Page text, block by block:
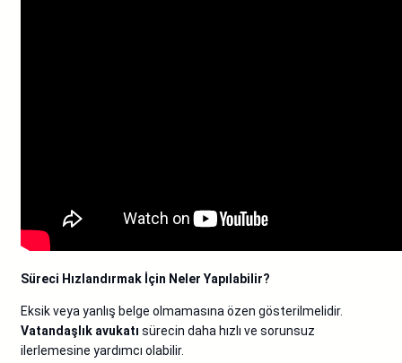
Süreci Hızlandırmak İçin Neler Yapılabilir?
Eksik veya yanlış belge olmamasına özen gösterilmelidir.
Vatandaşlık avukatı sürecin daha hızlı ve sorunsuz
ilerlemesine yardımcı olabilir.